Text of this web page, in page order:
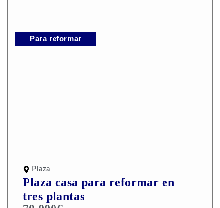
Para reformar
Plaza
Plaza casa para reformar en
tres plantas